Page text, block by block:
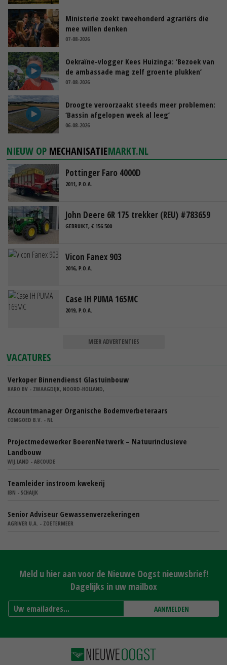
Ministerie zoekt tweehonderd agrariërs die
mee willen denken
07-08-2026
Oekraïne-vlogger Kees Huizinga: ‘Bezoek van
de ambassade mag zelf groente plukken’
07-08-2026
Droogte veroorzaakt steeds meer problemen:
‘Bassin afgelopen week al leeg’
06-08-2026
NIEUW OP MECHANISATIEMARKT.NL
Pottinger Faro 4000D
2011, P.O.A.
John Deere 6R 175 trekker (REU) #783659
GEBRUIKT, € 156.500
Vicon Fanex 903
2016, P.O.A.
Case IH PUMA 165MC
2019, P.O.A.
MEER ADVERTENTIES
VACATURES
Verkoper Binnendienst Glastuinbouw
KARO BV - ZWAAGDIJK, NOORD-HOLLAND,
Accountmanager Organische Bodemverbeteraars
COMGOED B.V. - NL
Projectmedewerker BoerenNetwerk – Natuurinclusieve
Landbouw
WIJ.LAND - ABCOUDE
Teamleider instroom kwekerij
IBN - SCHAIJK
Senior Adviseur Gewassenverzekeringen
AGRIVER U.A. - ZOETERMEER
Meld u hier aan voor de Nieuwe Oogst nieuwsbrief!
Dagelijks in uw mailbox
AANMELDEN